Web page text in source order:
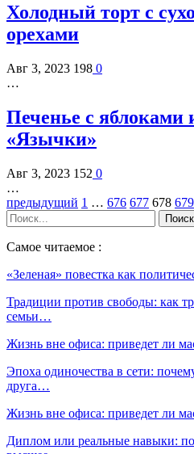
Холодный торт с
орехами
Авг 3, 2023 198 0
…
Печенье с яблоками
«Язычки»
Авг 3, 2023 152 0
…
предыдущий 1 … 676 677 678 679
Самое читаемое :
«Зеленая» повестка как
Традиции против свободы: как
семьи…
Жизнь вне офиса: приведет ли
Эпоха одиночества в сети:
друга…
Жизнь вне офиса: приведет ли
Диплом или реальные навыки: